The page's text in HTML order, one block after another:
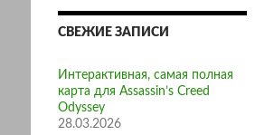
СВЕЖИЕ ЗАПИСИ
Интерактивная, самая полная
карта для Assassin’s Creed
Odyssey
28.03.2026